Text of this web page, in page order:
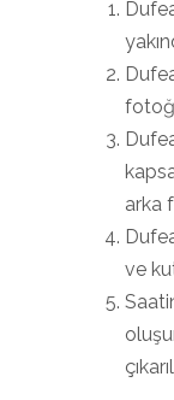
arka
ve